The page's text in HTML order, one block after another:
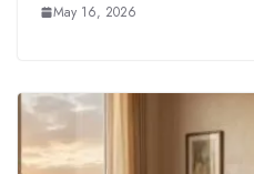
May 16, 2026